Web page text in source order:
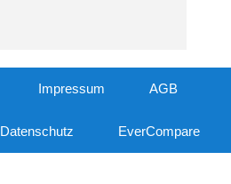
Impressum AGB
Datenschutz EverCompare